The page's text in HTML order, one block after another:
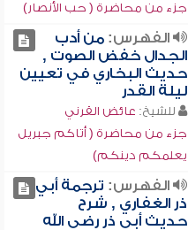
جزء من محاضرة ( حب الأنصار)
الفهرس:من أدب
الجدال خفض الصوت ,
حديث البخاري في تعيين
ليلة القدر
للشيخ: عائض القرني
جزء من محاضرة ( أتاكم جبريل
يعلمكم دينكم)
الفهرس: ترجمة أبي
ذر الغفاري , شرح
حديث أبي ذر رضي الله